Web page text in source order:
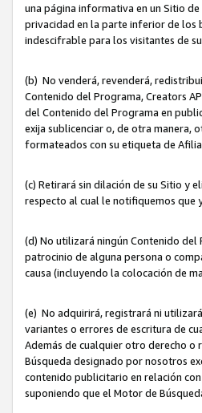
una página informativa en un Sitio
privacidad en la parte inferior de los
indescifrable para los visitantes de
(b) No venderá, revenderá,
Contenido del Programa, Creators
del Contenido del Programa en
exija sublicenciar o, de otra manera,
formateados con su etiqueta de
(c) Retirará sin dilación de su Sitio y
respecto al cual le notifiquemos que
(d) No utilizará ningún Contenido
patrocinio de alguna persona o
causa (incluyendo la colocación de
(e) No adquirirá, registrará ni
variantes o errores de escritura de
Además de cualquier otro derecho o
Búsqueda designado por nosotros
contenido publicitario en relación
suponiendo que el Motor de